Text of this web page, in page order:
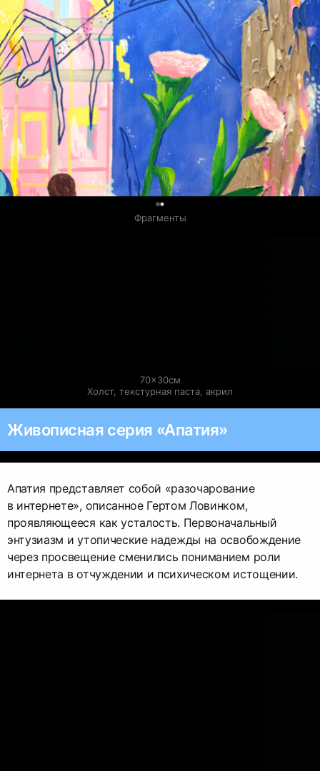
Фрагменты
70×30см
Холст, текстурная паста, акрил
Живописная серия «Апатия»
Апатия представляет собой «разочарование
в интернете», описанное Гертом Ловинком,
проявляющееся как усталость. Первоначальный
энтузиазм и утопические надежды на освобождение
через просвещение сменились пониманием роли
интернета в отчуждении и психическом истощении.